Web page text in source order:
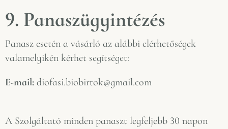
9. Panaszügyintézés
Panasz esetén a vásárló az alábbi elérhetőségek
valamelyikén kérhet segítséget:
E-mail: diofasi.biobirtok@gmail.com
A Szolgáltató minden panaszt legfeljebb 30 napon